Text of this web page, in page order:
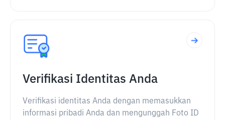
Verifikasi Identitas Anda
Verifikasi identitas Anda dengan memasukkan
informasi pribadi Anda dan mengunggah Foto ID